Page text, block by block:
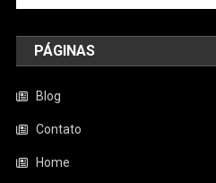
PÁGINAS
Blog
Contato
Home